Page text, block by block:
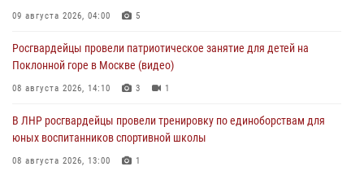
09 августа 2026, 04:00 5
Росгвардейцы провели патриотическое занятие для детей на
Поклонной горе в Москве (видео)
08 августа 2026, 14:10 3 1
В ЛНР росгвардейцы провели тренировку по единоборствам для
юных воспитанников спортивной школы
08 августа 2026, 13:00 1